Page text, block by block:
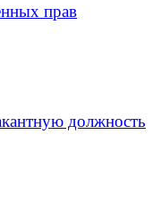
прав
должность